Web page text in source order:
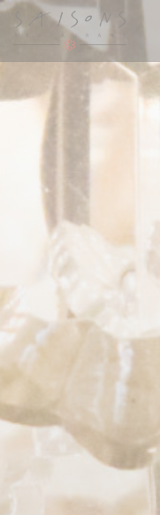
Cookies beheer paneel